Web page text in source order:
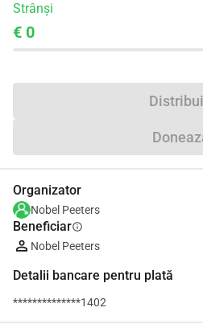
Strânși
€ 0
Organizator
Nobel Peeters
Beneficiarinfo
Nobel Peeters
Detalii bancare pentru plată
**************1402